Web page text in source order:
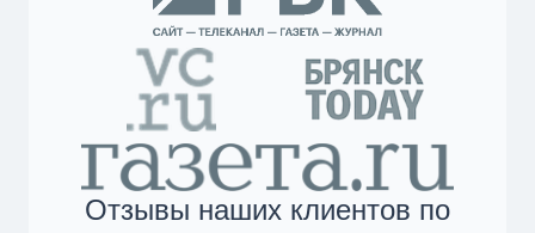
Отзывы наших клиентов по